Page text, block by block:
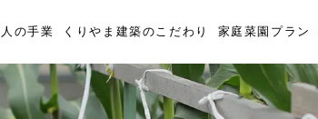
の手業 くりやま建築のこだわり 家庭菜園プラン